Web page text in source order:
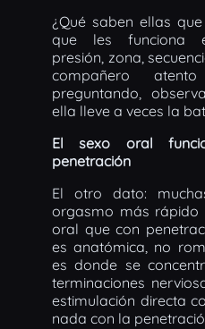
¿Qué saben ellas
que les funciona
presión, zona,
compañero
preguntando,
ella lleve a veces la
El sexo oral
penetración
El otro dato:
orgasmo más
oral que con
es anatómica, no
es donde se
terminaciones
estimulación directa
nada con la